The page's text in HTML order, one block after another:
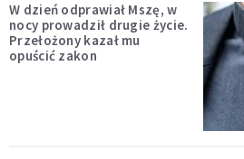
W dzień odprawiał Mszę, w
nocy prowadził drugie życie.
Przełożony kazał mu
opuścić zakon